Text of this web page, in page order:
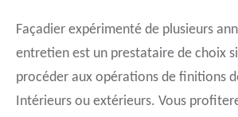
Façadier expérimenté de plusieurs
entretien est un prestataire de choix
procéder aux opérations de finitions
Intérieurs ou extérieurs. Vous